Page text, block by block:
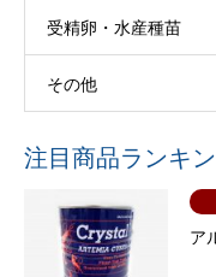
受精卵・水産種苗
その他
注目商品ランキ
ア